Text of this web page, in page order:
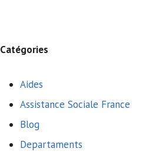
Catégories
Aides
Assistance Sociale France
Blog
Departaments